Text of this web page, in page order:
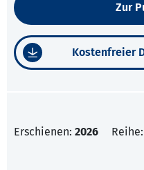
Zur
Kostenfreier
Erschienen: 2026 Reihe: